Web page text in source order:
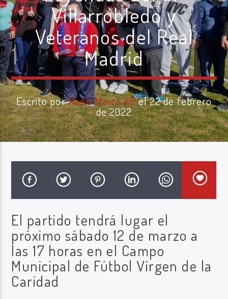
Canción actual
Radio Marca
Albacete
Radio Marca AB
Villarrobledo y
Veteranos del Real
Madrid
Escrito porRadio Marca ABel 22 de febrero
de 2022
El partido tendrá lugar el
próximo sábado 12 de marzo a
las 17 horas en el Campo
Municipal de Fútbol Vírgen de la
Caridad